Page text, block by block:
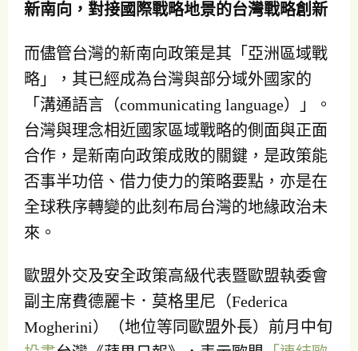
新南向，對接國際戰略地景的台灣戰略創新
而儘管台灣的新南向政策是其「亞洲區域戰
略」，其已經成為台灣與部分域外國家的
「溝通語言（communicating language）」。
台灣與理念相近國家區域戰略的側面與正面
合作，是新南向政策成敗的關鍵，是政策能
否事半功倍、借力使力的策略要點，亦是在
全球秩序轉變的此刻布局台灣的地緣政治未
來。
歐盟外交及安全政策高級代表暨歐盟執委會
副主席費德麗卡．莫格里尼（Federica
Mogherini）（地位等同歐盟外長）前月中旬